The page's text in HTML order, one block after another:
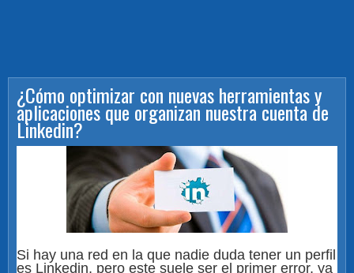
¿Cómo optimizar con nuevas herramientas y
aplicaciones que organizan nuestra cuenta de
Linkedin?
Si hay una red en la que nadie duda tener un perfil
es Linkedin, pero este suele ser el primer error, ya